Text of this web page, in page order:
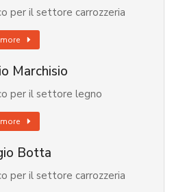
per il settore carrozzeria
Marchisio
per il settore legno
Botta
per il settore carrozzeria